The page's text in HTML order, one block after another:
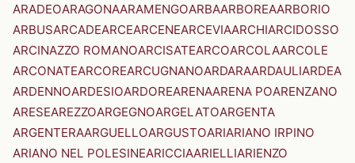
ARADEOARAGONAARAMENGOARBAARBOREAARBORIO
ARBUSARCADEARCEARCENEARCEVIAARCHIARCIDOSSO
ARCINAZZO ROMANOARCISATEARCOARCOLAARCOLE
ARCONATEARCOREARCUGNANOARDARAARDAULIARDEA
ARDENNOARDESIOARDOREARENAARENA POARENZANO
ARESEAREZZOARGEGNOARGELATOARGENTA
ARGENTERAARGUELLOARGUSTOARIARIANO IRPINO
ARIANO NEL POLESINEARICCIAARIELLIARIENZO